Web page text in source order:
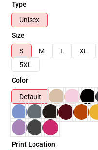
Type
Unisex
Size
S
M L XL
5XL
Color
Default
Print Location